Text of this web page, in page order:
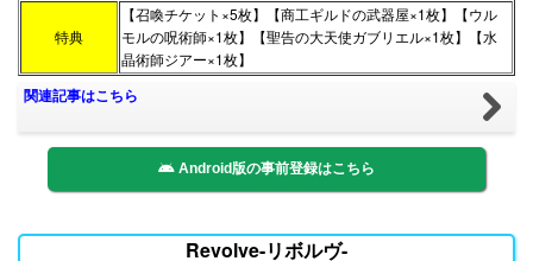
特典
【召喚チケット×5枚】【商工ギルドの武器屋×1枚】【ウル
モルの呪術師×1枚】【聖告の大天使ガブリエル×1枚】【水
晶術師ジアー×1枚】
関連記事はこちら
Android版の事前登録はこちら
Revolve-リボルヴ-